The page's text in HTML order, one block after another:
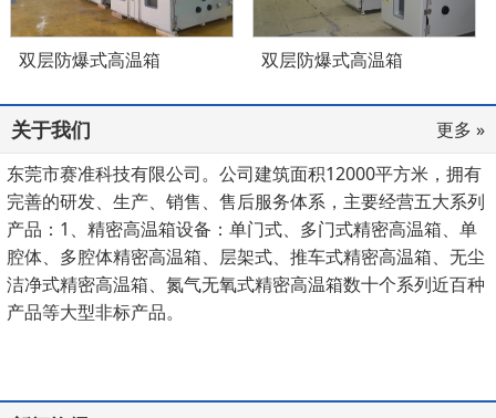
双层防爆式高温箱 双层防爆式高温箱
关于我们
更多 »
东莞市赛准科技有限公司。公司建筑面积12000平方米，拥有
完善的研发、生产、销售、售后服务体系，主要经营五大系列
产品：1、精密高温箱设备：单门式、多门式精密高温箱、单
腔体、多腔体精密高温箱、层架式、推车式精密高温箱、无尘
洁净式精密高温箱、氮气无氧式精密高温箱数十个系列近百种
产品等大型非标产品。